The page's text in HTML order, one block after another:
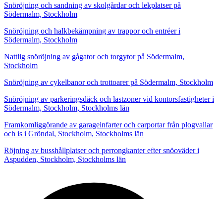
Snöröjning och sandning av skolgårdar och lekplatser på
Södermalm, Stockholm
Snöröjning och halkbekämpning av trappor och entréer i
Södermalm, Stockholm
Nattlig snöröjning av gågator och torgytor på Södermalm,
Stockholm
Snöröjning av cykelbanor och trottoarer på Södermalm, Stockholm
Snöröjning av parkeringsdäck och lastzoner vid kontorsfastigheter i
Södermalm, Stockholm, Stockholms län
Framkomliggörande av garageinfarter och carportar från plogvallar
och is i Gröndal, Stockholm, Stockholms län
Röjning av busshållplatser och perrongkanter efter snöoväder i
Aspudden, Stockholm, Stockholms län